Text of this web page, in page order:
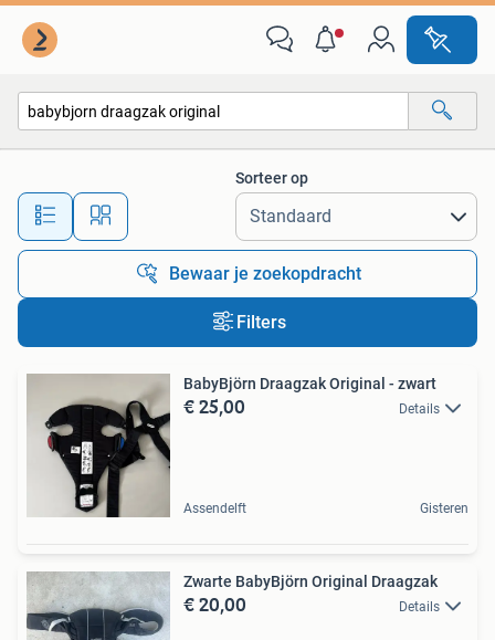
Alle afstanden…
Sorteer op
Bewaar je zoekopdracht
Filters
BabyBjörn Draagzak Original - zwart
€ 25,00 Details
Assendelft Gisteren
Zwarte BabyBjörn Original Draagzak
€ 20,00 Details